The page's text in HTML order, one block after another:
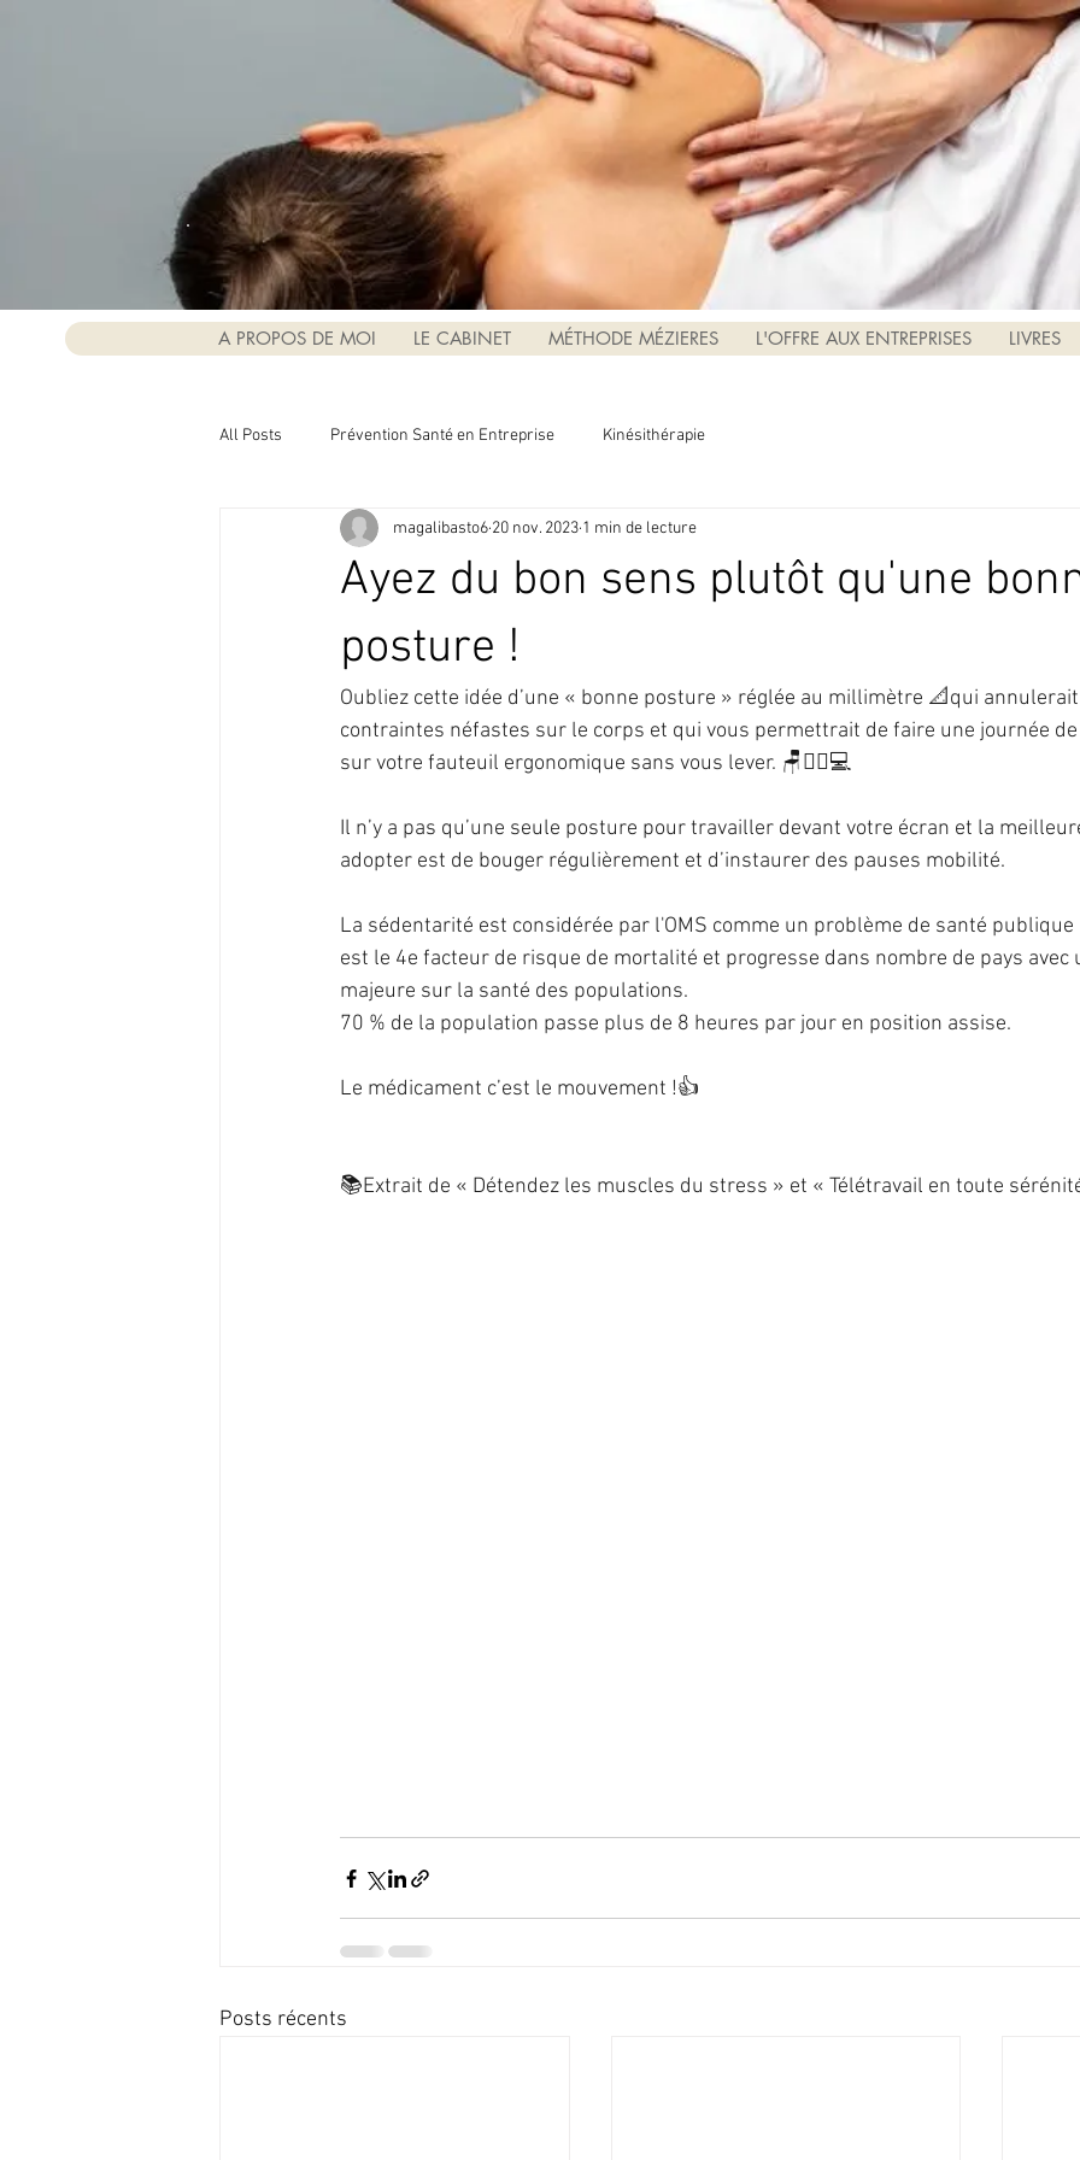
A PROPOS DE MOI LE CABINET MÉTHODE MÉZIERES L'OFFRE AUX ENTREPRISES LIVRES
All Posts Prévention Santé en Entreprise Kinésithérapie
Ayez du bon sens plutôt qu'une
posture !
magalibasto6 20 nov. 2023 1 min de lecture
Oubliez cette idée d’une « bonne posture » réglée au millimètre 📐qui
contraintes néfastes sur le corps et qui vous permettrait de faire une journée
sur votre fauteuil ergonomique sans vous lever. 🪑😵‍💫💻
Il n’y a pas qu’une seule posture pour travailler devant votre écran et la
adopter est de bouger régulièrement et d’instaurer des pauses mobilité.
La sédentarité est considérée par l'OMS comme un problème de santé
est le 4e facteur de risque de mortalité et progresse dans nombre de pays avec
majeure sur la santé des populations.
70 % de la population passe plus de 8 heures par jour en position assise.
Le médicament c’est le mouvement !👍
📚Extrait de « Détendez les muscles du stress » et « Télétravail en toute
Posts récents